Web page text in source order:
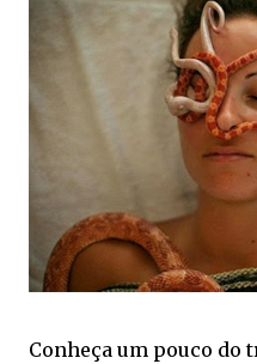
Conheça um pouco do